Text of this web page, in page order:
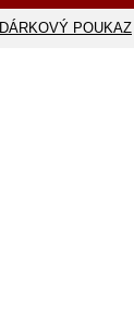
DÁRKOVÝ POUKAZ